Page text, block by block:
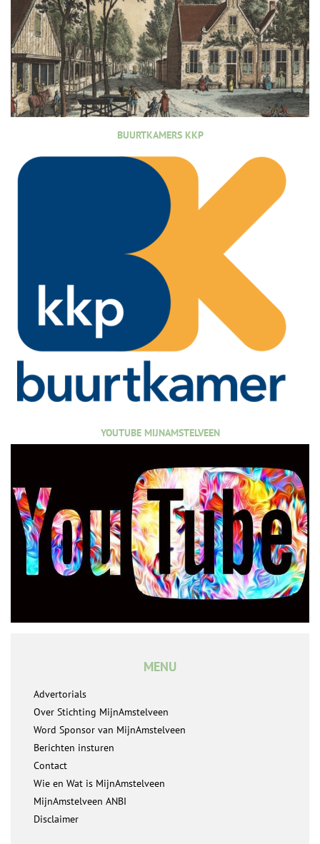
BUURTKAMERS KKP
YOUTUBE MIJNAMSTELVEEN
MENU
Advertorials
Over Stichting MijnAmstelveen
Word Sponsor van MijnAmstelveen
Berichten insturen
Contact
Wie en Wat is MijnAmstelveen
MijnAmstelveen ANBI
Disclaimer